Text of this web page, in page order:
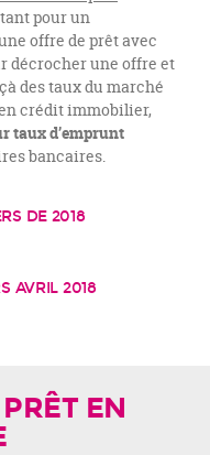
pour un
offre de prêt avec
décrocher une offre et
des taux du marché
crédit immobilier,
taux d’emprunt
bancaires.
DE 2018
AVRIL 2018
EN